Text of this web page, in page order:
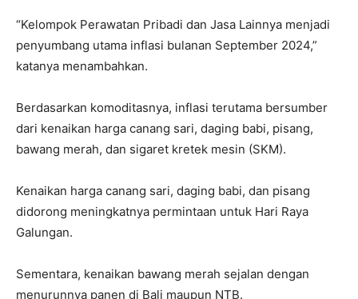
“Kelompok Perawatan Pribadi dan Jasa Lainnya menjadi
penyumbang utama inflasi bulanan September 2024,”
katanya menambahkan.
Berdasarkan komoditasnya, inflasi terutama bersumber
dari kenaikan harga canang sari, daging babi, pisang,
bawang merah, dan sigaret kretek mesin (SKM).
Kenaikan harga canang sari, daging babi, dan pisang
didorong meningkatnya permintaan untuk Hari Raya
Galungan.
Sementara, kenaikan bawang merah sejalan dengan
menurunnya panen di Bali maupun NTB.